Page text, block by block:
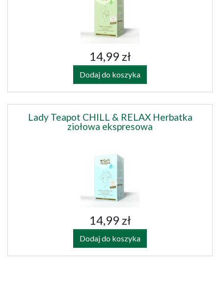
14,99 zł
Dodaj do koszyka
Lady Teapot CHILL & RELAX Herbatka
ziołowa ekspresowa
14,99 zł
Dodaj do koszyka